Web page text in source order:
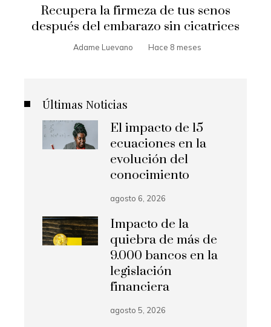
Recupera la firmeza de tus senos
después del embarazo sin cicatrices
Adame Luevano Hace 8 meses
Últimas Noticias
El impacto de 15
ecuaciones en la
evolución del
conocimiento
agosto 6, 2026
Impacto de la
quiebra de más de
9.000 bancos en la
legislación
financiera
agosto 5, 2026